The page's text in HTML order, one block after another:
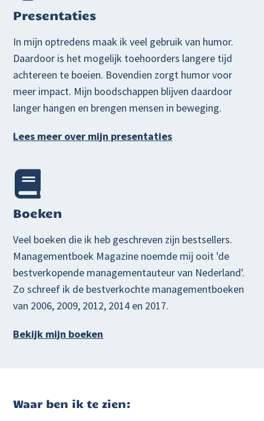
Presentaties
In mijn optredens maak ik veel gebruik van humor.
Daardoor is het mogelijk toehoorders langere tijd
achtereen te boeien. Bovendien zorgt humor voor
meer impact. Mijn boodschappen blijven daardoor
langer hangen en brengen mensen in beweging.
Lees meer over mijn presentaties
Boeken
Veel boeken die ik heb geschreven zijn bestsellers.
Managementboek Magazine noemde mij ooit 'de
bestverkopende managementauteur van Nederland'.
Zo schreef ik de bestverkochte managementboeken
van 2006, 2009, 2012, 2014 en 2017.
Bekijk mijn boeken
Waar ben ik te zien: